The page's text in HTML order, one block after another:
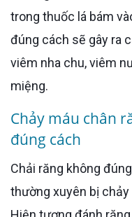
trong thuốc lá bám
đúng cách sẽ gây ra
viêm nha chu, viêm
miệng.
Chảy máu chân
đúng cách
Chải răng không đúng cách khiến lợi bị tổn thương,
thường xuyên bị